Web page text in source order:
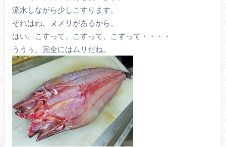
流水しながら少しこすります。
それはね、ヌメリがあるから。
はい、こすって、こすって、こすって・・・・
ううぅ、完全にはムリだね。